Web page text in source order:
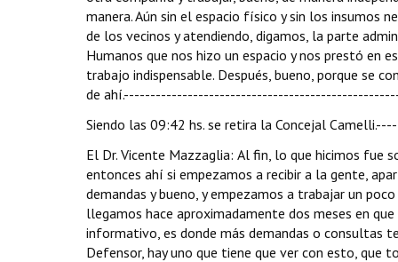
manera. Aún sin el espacio físico y sin los insumos
de los vecinos y atendiendo, digamos, la parte
Humanos que nos hizo un espacio y nos prestó en
trabajo indispensable. Después, bueno, porque se
de
Siendo las 09:42 hs. se retira la Concejal
El Dr. Vicente Mazzaglia: Al fin, lo que hicimos fue solicitar diferentes turnos en la sala de situación de la Intendencia donde entonces ahí si empezamos a recibir a la gente, aparte de ir a los barrios, a las casas, empezamos a recibir a la gente y las demandas y bueno, y empezamos a trabajar un poco como equipo cosa que era muy difícil de trabajar de la otra manera. Así llegamos hace aproximadamente dos meses en que estamos instalados en oficina propia y donde como primer dato informativo, es donde más demandas o consultas tenemos es en la oficina. Con respecto a los compromisos asumidos por el Defensor, hay uno que tiene que ver con esto, que todavía no se cumplió y que sí es fundamental hacerlo lo antes posible, que tiene que ver con la difusión, no solamente, digamos, qué es la Defensoría sino que la gente tenga muy claro cómo llegar y hacerlo más claro. Para eso la idea es diagramar una campaña; pero bueno, todavía no la hacemos porque nos falta inclusive, algunos elementos; por un lado, en principio, el Municipio todavía está viendo la posibilidad de conseguirnos una línea de teléfono que sea distinta a la que tenemos, por eso todavía no tenemos claro cuáles van a ser los números de teléfonos definitivos; por otro lado está pidiéndose a NIC de Argentina el dominio, digamos, de la Defensoría del Pueblo, todavía no nos lo han dado por lo que nos faltan algunos elementos de comunicación adecuada. Esto va porque si bien hemos recibido demandas o consultas a través del mail, es a través del mail personal mío lo mismo que a través de mi teléfono personal, entonces la idea es un poco darle un tono absolutamente institucional poniendo los elementos que corresponden a la institución Defensoría del Pueblo y correrlo, digamos, del uso de mi mail o de mi teléfono, por otro lado para que la gente encuentre siempre una respuesta y no a veces el hecho de que no siempre estoy atento a mis correos o atiendo todas las llamadas telefónicas. Pero, insisto, principalmente la gente se dirige a la oficina de la Defensoría y bueno a partir de ahí, desde que empezamos el 7 de mayo hasta el 15 de diciembre, podría plantear que aproximadamente se han presentado 500, entre consultas, reclamo y demandas, aproximadamente. Hemos perdido una parte del registro que teníamos de las primeras pero, bueno, más o menos eso es el global de todo tipo que se ha hecho de consultas, reclamos o demandas. De ese número surge que en el día de hoy tenemos que formalmente se han iniciado 105 actuaciones formales; de ésas actuaciones formales la clasificación temática sería más o menos la siguiente: problemas sociales, 31 casos; de los cuales tierra y vivienda es la mayoría; después hay algunos casos de salud, de discriminación, de trabajo, de asistencia y de niñez. De obras y servicios públicos también sigue con una gran cantidad que son 20 casos, específicamente de gas, agua y electricidad 15 casos, de obra pública un caso y de transporte público, cuatro casos. De multas y tributos, nueve casos; de administración y personal municipal, nueve casos. De deudas e incumplimientos municipales, cuatro casos. De comercios, siete casos. De medio ambiente y urbanismo, seis casos. De habilitaciones, cinco casos. De ruidos molestos, cuatro. De conflictos entre vecinos, tres. De participación ciudadana, dos. De acceso a la información pública, dos. Y otros motivos, tres casos. Esto, insisto, de las 105 actuaciones formales que tenemos. Más allá de todo esto, la Defensoría del Pueblo en montones de situaciones ha actuado sin siquiera esperar la formalidad, por la urgencia de los casos. Doy dos situaciones, por ejemplo, un día llama la madre de una niña que estaba en el hospital con una enfermedad neuromuscular muy seria, que estaba internada desde hacía 15 días, venía de El Bolsón y necesitaba una derivación al hospital Garrahan, y tenía un problema con la obra social y con provincia, entonces más allá de que la secuencia lógica sería una presentación formal y todo eso, directamente lo que hicimos fue concurrir al hospital y al otro día la chiquita estaba